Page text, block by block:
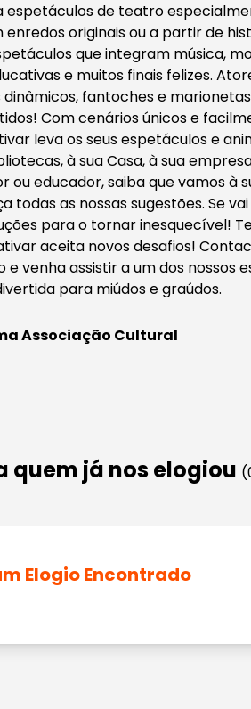
espetáculos de teatro
enredos originais ou a partir de
que integram música,
e muitos finais felizes.
fantoches e
Com cenários únicos e
leva os seus espetáculos e
à sua Casa, à sua
ou educador, saiba que vamos à
todas as nossas sugestões. Se
para o tornar inesquecível!
aceita novos desafios!
e venha assistir a um dos nossos
para miúdos e graúdos.
Associação Cultural
quem já nos elogiou
Elogio Encontrado